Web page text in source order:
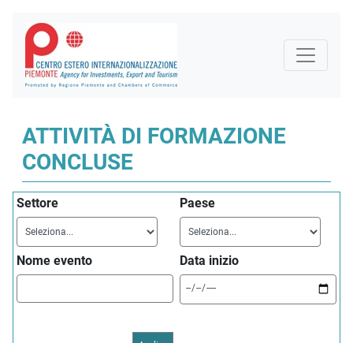
ATTIVITÀ DI FORMAZIONE
CONCLUSE
Settore Paese
Nome evento Data inizio